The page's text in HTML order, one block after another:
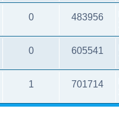
0 483956
0 605541
1 701714